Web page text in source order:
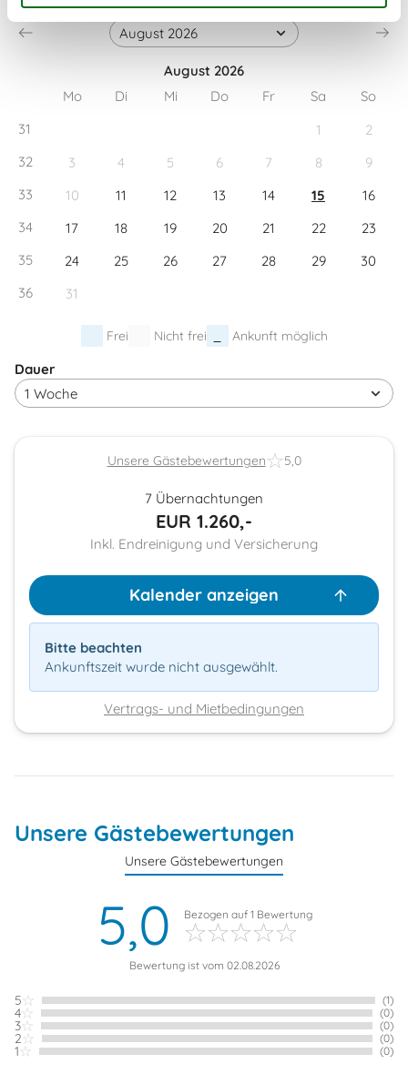
Ankunft
August 2026
Mo
Di Mi Do Fr Sa
So
31
1
2
32
3 4 5 6 7 8
9
33
10 11 12 13 14 15
16
34
17 18 19 20 21 22
23
35
24 25 26 27 28 29
30
36
31
Frei Nicht frei Ankunft möglich
Dauer
Unsere Gästebewertungen 5,0
7 Übernachtungen
EUR 1.260,-
Inkl. Endreinigung und Versicherung
Kalender anzeigen
Bitte beachten
Ankunftszeit wurde nicht ausgewählt.
Vertrags- und Mietbedingungen
Unsere Gästebewertungen
Unsere Gästebewertungen
5,0 Bezogen auf 1 Bewertung
Bewertung ist vom 02.08.2026
5 (1)
4 (0)
3 (0)
2 (0)
1 (0)